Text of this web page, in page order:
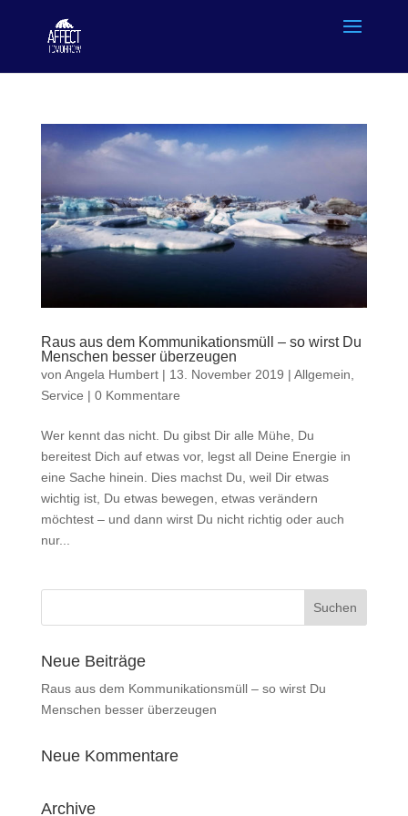
Raus aus dem Kommunikationsmüll – so wirst Du
Menschen besser überzeugen
von Angela Humbert| 13. November 2019 | Allgemein
Service | 0 Kommentare
Wer kennt das nicht. Du gibst Dir alle Mühe, Du
bereitest Dich auf etwas vor, legst all Deine Energie in
eine Sache hinein. Dies machst Du, weil Dir etwas
wichtig ist, Du etwas bewegen, etwas verändern
möchtest – und dann wirst Du nicht richtig oder auch
nur...
Neue Beiträge
Raus aus dem Kommunikationsmüll – so wirst Du
Menschen besser überzeugen
Neue Kommentare
Archive